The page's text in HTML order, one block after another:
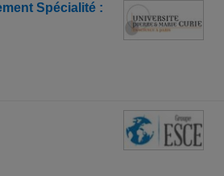
Spécialité :